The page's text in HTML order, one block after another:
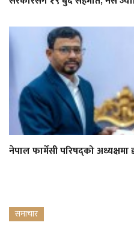
नेपाल फार्मेसी परिषद्को
समाचार